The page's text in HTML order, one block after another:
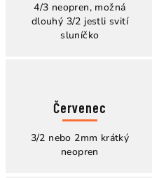
4/3 neopren, možná
dlouhý 3/2 jestli svití
sluníčko
Červenec
3/2 nebo 2mm krátký
neopren